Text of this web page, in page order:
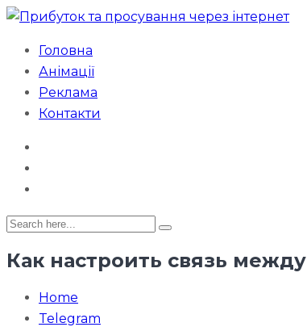
Головна
Анімації
Реклама
Контакти
Как настроить связь
Home
Telegram